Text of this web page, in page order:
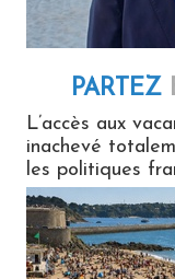
PARTEZ
L’accès aux
inachevé
les politiques